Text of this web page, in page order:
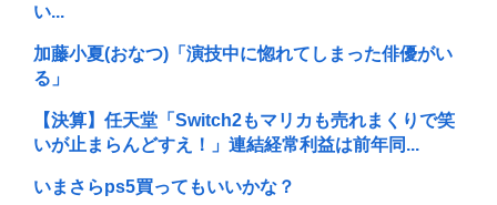
い...
加藤小夏(おなつ)「演技中に惚れてしまった俳優がい
る」
【決算】任天堂「Switch2もマリカも売れまくりで笑
いが止まらんどすえ！」連結経常利益は前年同...
いまさらps5買ってもいいかな？